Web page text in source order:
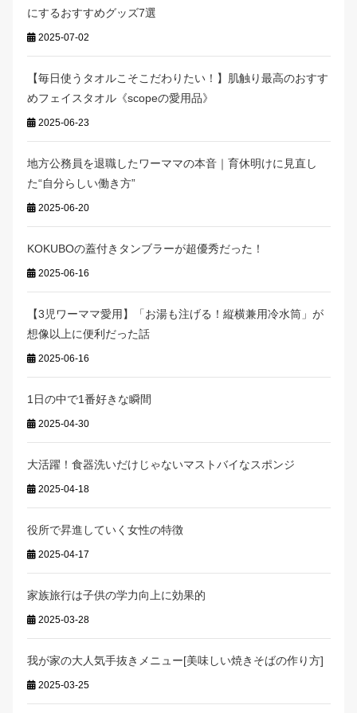
にするおすすめグッズ7選
2025-07-02
【毎日使うタオルこそこだわりたい！】肌触り最高のおすす
めフェイスタオル《scopeの愛用品》
2025-06-23
地方公務員を退職したワーママの本音｜育休明けに見直し
た“自分らしい働き方”
2025-06-20
KOKUBOの蓋付きタンブラーが超優秀だった！
2025-06-16
【3児ワーママ愛用】「お湯も注げる！縦横兼用冷水筒」が
想像以上に便利だった話
2025-06-16
1日の中で1番好きな瞬間
2025-04-30
大活躍！食器洗いだけじゃないマストバイなスポンジ
2025-04-18
役所で昇進していく女性の特徴
2025-04-17
家族旅行は子供の学力向上に効果的
2025-03-28
我が家の大人気手抜きメニュー[美味しい焼きそばの作り方]
2025-03-25